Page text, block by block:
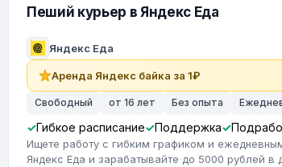
Пеший курьер в Яндекс Еда
Яндекс Еда
Аренда Яндекс байка за 1₽
Свободный от 16 лет Без опыта
Гибкое расписание Поддержка
Ищете работу с гибким графиком и
Яндекс Еда и зарабатывайте до 5000 рублей в